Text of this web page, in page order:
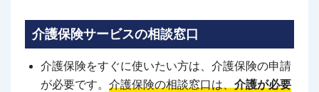
介護保険サービスの相談窓口
介護保険をすぐに使いたい方は、介護保険の申請
が必要です。 介護保険の相談窓口は、 介護が必要